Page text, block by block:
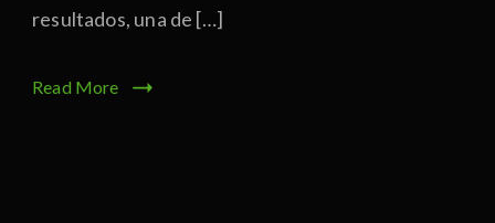
resultados, una de […]
Read More